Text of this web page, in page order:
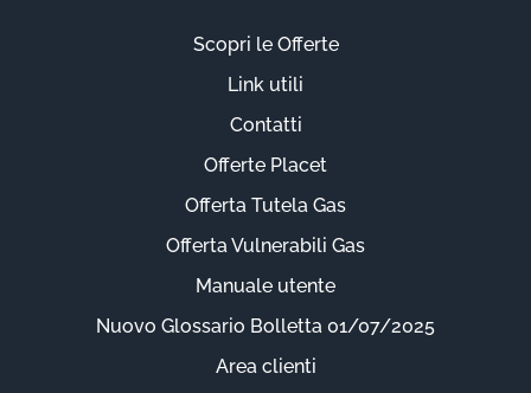
Scopri le Offerte
Link utili
Contatti
Offerte Placet
Offerta Tutela Gas
Offerta Vulnerabili Gas
Manuale utente
Nuovo Glossario Bolletta 01/07/2025
Area clienti